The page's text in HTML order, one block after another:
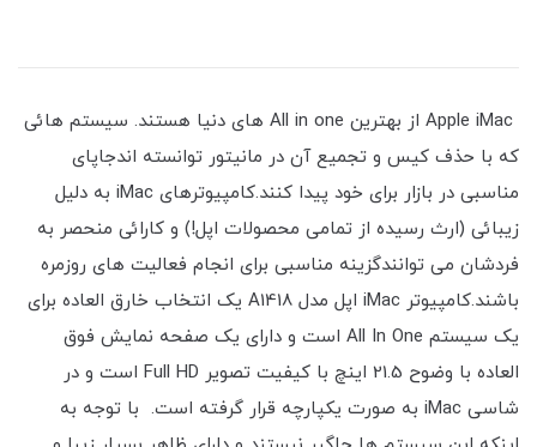
Apple iMac از بهترین All in one های دنیا هستند. سیستم هائی
که با حذف کیس و تجمیع آن در مانیتور توانسته اندجاپای
مناسبی در بازار برای خود پیدا کنند.کامپیوترهای iMac به دلیل
زیبائی (ارث رسیده از تمامی محصولات اپل!) و کارائی منحصر به
فردشان می توانندگزینه مناسبی برای انجام فعالیت های روزمره
باشند.کامپیوتر iMac اپل مدل A1418 یک انتخاب خارق العاده برای
یک سیستم All In One است و دارای یک صفحه نمایش فوق
العاده با وضوح 21.5 اینچ با کیفیت تصویر Full HD است و در
شاسی iMac به صورت یکپارچه قرار گرفته است. با توجه به